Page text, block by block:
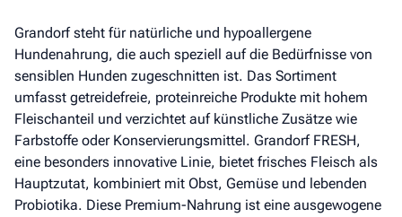
Grandorf steht für natürliche und hypoallergene
Hundenahrung, die auch speziell auf die Bedürfnisse von
sensiblen Hunden zugeschnitten ist. Das Sortiment
umfasst getreidefreie, proteinreiche Produkte mit hohem
Fleischanteil und verzichtet auf künstliche Zusätze wie
Farbstoffe oder Konservierungsmittel. Grandorf FRESH,
eine besonders innovative Linie, bietet frisches Fleisch als
Hauptzutat, kombiniert mit Obst, Gemüse und lebenden
Probiotika. Diese Premium-Nahrung ist eine ausgewogene